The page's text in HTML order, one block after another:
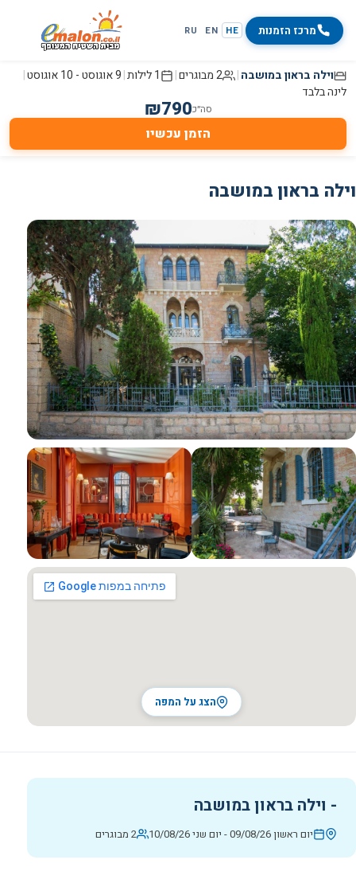
מרכז הזמנות HE
EN
RU
וילה בראון במושבה| 2 מבוגרים | 1 לילות |9 אוגוסט - 10 אוגוסט
|
לינה בלבד
סה״כ ₪790
הזמן עכשיו
וילה בראון במושבה
כל התמונות
הצג על המפה
- וילה בראון במושבה
יום ראשון 09/08/26 - יום שני 10/08/26 2 מבוגרים